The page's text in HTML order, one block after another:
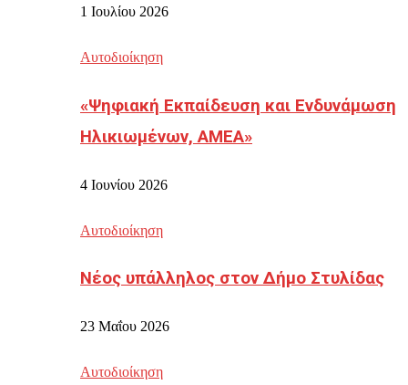
1 Ιουλίου 2026
Αυτοδιοίκηση
«Ψηφιακή Εκπαίδευση και Ενδυνάμωση
Ηλικιωμένων, ΑΜΕΑ»
4 Ιουνίου 2026
Αυτοδιοίκηση
Νέος υπάλληλος στον Δήμο Στυλίδας
23 Μαΐου 2026
Αυτοδιοίκηση